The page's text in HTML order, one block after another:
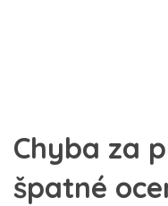
Chyba za
špatné